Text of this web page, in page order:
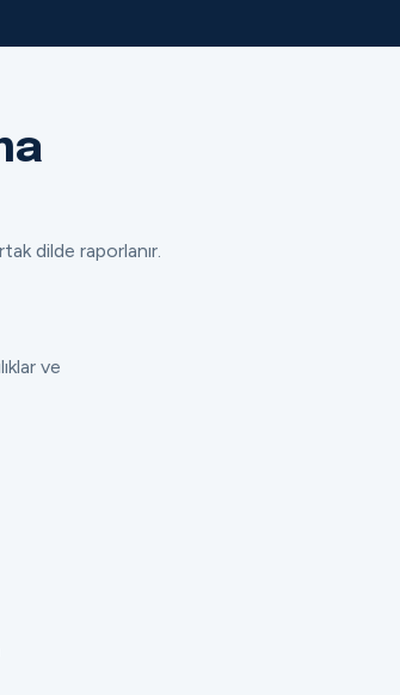
dilde raporlanır.
ve